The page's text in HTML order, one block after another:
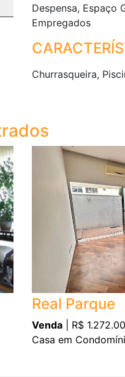
Despensa, Espaço
Empregados
Churrasqueira,
Real Parque
Venda | R$
Casa em